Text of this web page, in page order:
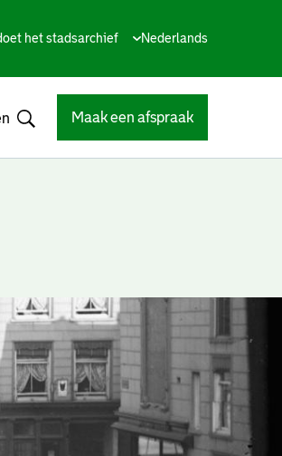
het stadsarchief
Huidige
Nederlands
Maak een afspraak